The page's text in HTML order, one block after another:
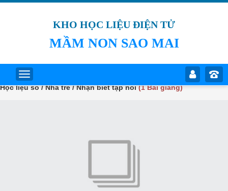
KHO HỌC LIỆU ĐIỆN TỬ
MẦM NON SAO MAI
Học liệu số / Nhà trẻ / Nhận biết tập nói(1 Bài giảng)